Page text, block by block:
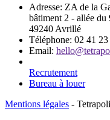
Adresse: ZA de la
bâtiment 2 - allée du
49240 Avrillé
Téléphone: 02 41 23
Email:
Recrutement
Bureau à louer
Mentions légales -